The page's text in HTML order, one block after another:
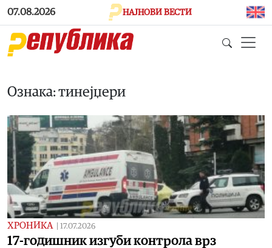
Skip to main content
07.08.2026 НАЈНОВИ ВЕСТИ
Ознака: тинејџери
ХРОНИКА 17.07.2026
17-годишник изгуби контрола врз